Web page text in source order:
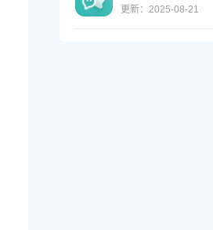
更新：2025-08-21